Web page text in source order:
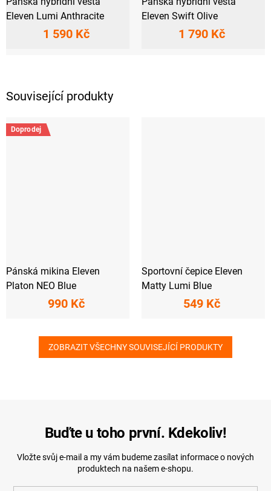
Související produkty
Doprodej
Pánská mikina Eleven
Platon NEO Blue
990 Kč
Sportovní čepice Eleven
Matty Lumi Blue
549 Kč
ZOBRAZIT VŠECHNY SOUVISEJÍCÍ PRODUKTY
Eleven Lumi Anthracite
1 590 Kč
Eleven Swift Olive
1 790 Kč
Buďte u toho první. Kdekoliv!
Vložte svůj e-mail a my vám budeme zasílat informace o nových
produktech na našem e-shopu.